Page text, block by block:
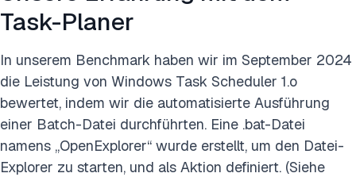
Task-Planer
In unserem Benchmark haben wir im September 2024
die Leistung von Windows Task Scheduler 1.o
bewertet, indem wir die automatisierte Ausführung
einer Batch-Datei durchführten. Eine .bat-Datei
namens „OpenExplorer“ wurde erstellt, um den Datei-
Explorer zu starten, und als Aktion definiert. (Siehe